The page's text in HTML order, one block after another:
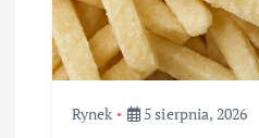
Rynek 5 sierpnia, 2026